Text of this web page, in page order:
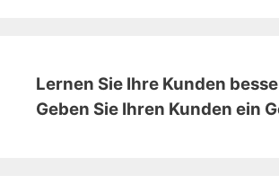
Lernen Sie Ihre Kunden
Geben Sie Ihren Kunden ein